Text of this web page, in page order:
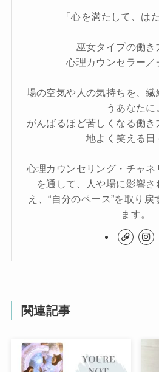
「心を満たして、は
巫女タイプの働き
心理カウンセラー／
場の空気や人の気持ちを、繊
うあなたに
がんばるほど苦しくなる働
地よく笑える日
心理カウンセリング・チャ
を通して、人や場に影響
え、“自分のペース”を取り
ます。
関連記事